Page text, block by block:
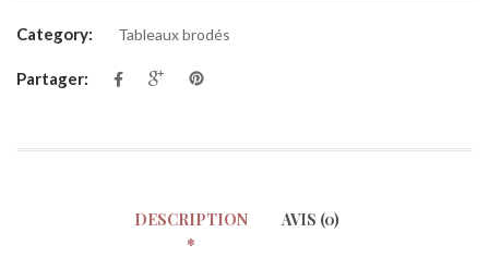
Category: Tableaux brodés
Partager:
DESCRIPTION AVIS (0)